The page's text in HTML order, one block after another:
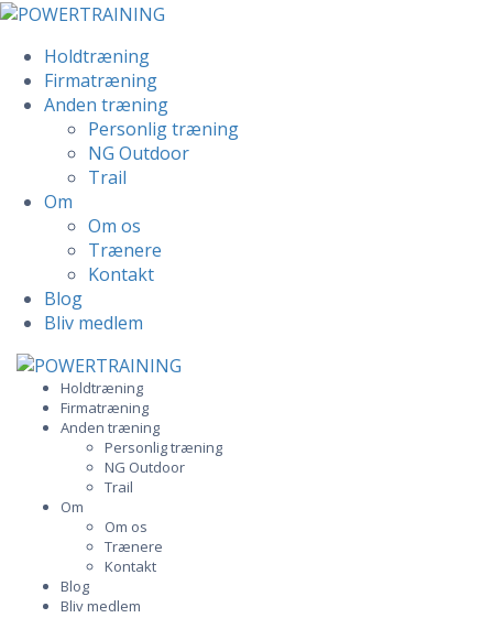
Holdtræning
Firmatræning
Anden træning
Personlig træning
NG Outdoor
Trail
Om
Om os
Trænere
Kontakt
Blog
Bliv medlem
Skip
content
Holdtræning
Firmatræning
Anden træning
Personlig træning
NG Outdoor
Trail
Om
Om os
Trænere
Kontakt
Blog
Bliv medlem